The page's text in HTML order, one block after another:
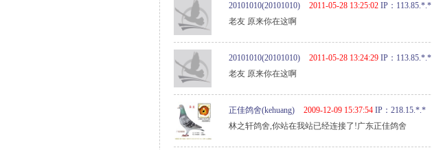
20101010(20101010) 2011-05-28 13:25:02 IP：113.85.*.*
老友 原来你在这啊
20101010(20101010) 2011-05-28 13:24:29 IP：113.85.*.*
老友 原来你在这啊
正佳鸽舍(kehuang) 2009-12-09 15:37:54 IP：218.15.*.*
林之轩鸽舍,你站在我站已经连接了!广东正佳鸽舍